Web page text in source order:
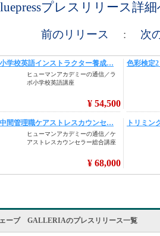
プレスリリース詳
前のリリース : 次
ーブ GALLERIAのプレスリリース一覧